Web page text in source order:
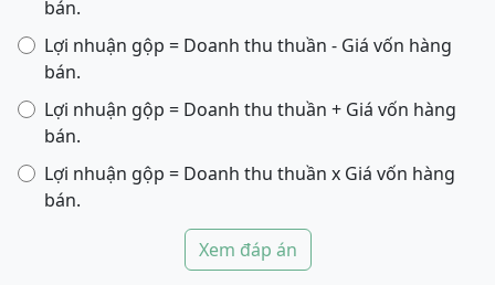
bán.
Lợi nhuận gộp = Doanh thu thuần - Giá vốn hàng
bán.
Lợi nhuận gộp = Doanh thu thuần + Giá vốn hàng
bán.
Lợi nhuận gộp = Doanh thu thuần x Giá vốn hàng
bán.
Xem đáp án